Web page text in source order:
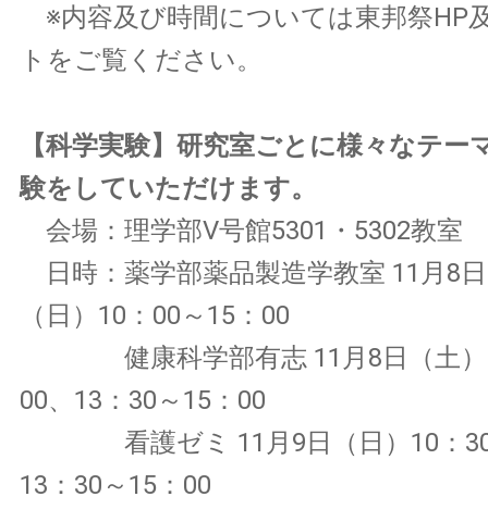
※内容及び時間については東邦祭HP
トをご覧ください。
【科学実験】研究室ごとに様々なテー
験をしていただけます。
会場：理学部Ⅴ号館5301・5302教室
日時：薬学部薬品製造学教室 11月8
（日）10：00～15：00
健康科学部有志 11月8日（土）
00、13：30～15：00
看護ゼミ 11月9日（日）10：30
13：30～15：00